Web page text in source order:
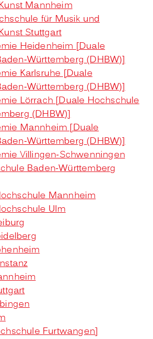
Mannheim
für Musik und
Stuttgart
Heidenheim [Duale
Württemberg (DHBW)]
Karlsruhe [Duale
Württemberg (DHBW)]
Lörrach [Duale Hochschule
(DHBW)]
Mannheim [Duale
Württemberg (DHBW)]
Villingen-Schwenningen
Baden-Württemberg
Mannheim
Ulm
Furtwangen]